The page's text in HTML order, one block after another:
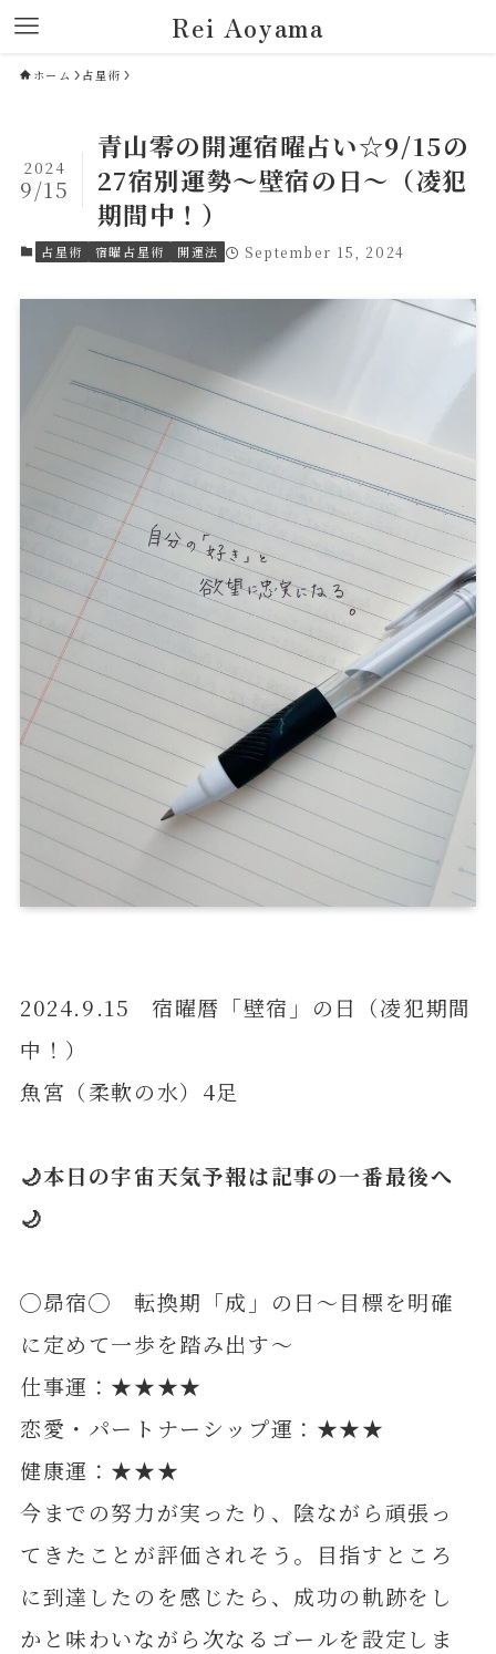
Rei Aoyama
ホーム 占星術
青山零の開運宿曜占い☆9/15の
27宿別運勢～壁宿の日～（凌犯
期間中！）
2024
9/15
占星術 宿曜占星術 開運法 September 15, 2024
2024.9.15 宿曜暦「壁宿」の日（凌犯期間
中！）
魚宮（柔軟の水）4足
🌙本日の宇宙天気予報は記事の一番最後へ
🌙
◯昴宿◯ 転換期「成」の日～目標を明確
に定めて一歩を踏み出す～
仕事運：★★★★
恋愛・パートナーシップ運：★★★
健康運：★★★
今までの努力が実ったり、陰ながら頑張っ
てきたことが評価されそう。目指すところ
に到達したのを感じたら、成功の軌跡をし
かと味わいながら次なるゴールを設定しま